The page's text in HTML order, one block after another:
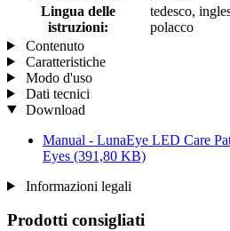
Lingua delle
istruzioni:
tedesco,
polacco
Contenuto
Caratteristiche
Modo d'uso
Dati tecnici
Download
Manual - LunaEye LED Care
Eyes (391,80 KB)
Informazioni legali
Prodotti consigliati